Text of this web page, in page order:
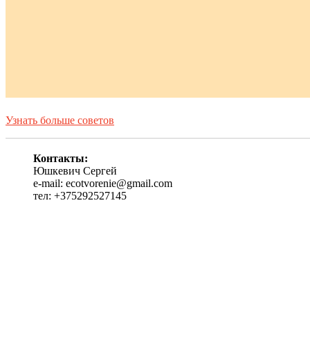
Узнать больше советов
Контакты:
Юшкевич Сергей
e-mail: ecotvorenie@gmail.com
тел: +375292527145